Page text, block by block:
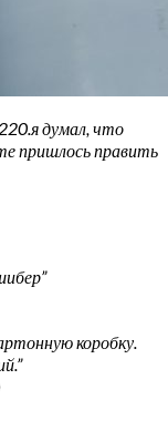
думал, что
пришлось править
коробку.